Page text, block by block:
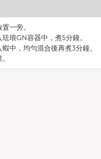
一旁。
琅GN容器中，煮5分鐘。
中，均勻混合後再煮3分鐘。